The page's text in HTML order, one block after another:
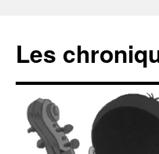
Les